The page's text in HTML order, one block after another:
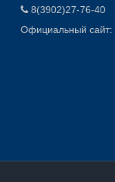
8(3902)27-76-40
Официальный сайт: